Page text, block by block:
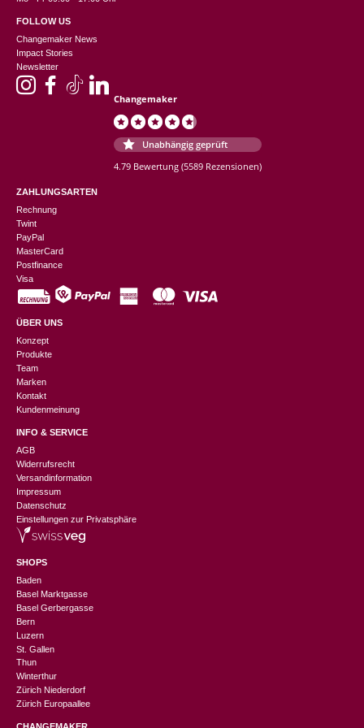
FOLLOW US
Changemaker News
Impact Stories
Newsletter
Changemaker
Unabhängig geprüft
4.79 Bewertung (5589 Rezensionen)
ZAHLUNGSARTEN
Rechnung
Twint
PayPal
MasterCard
Postfinance
Visa
ÜBER UNS
Konzept
Produkte
Team
Marken
Kontakt
Kundenmeinung
INFO & SERVICE
AGB
Widerrufsrecht
Versandinformation
Impressum
Datenschutz
Einstellungen zur Privatsphäre
SHOPS
Baden
Basel Marktgasse
Basel Gerbergasse
Bern
Luzern
St. Gallen
Thun
Winterthur
Zürich Niederdorf
Zürich Europaallee